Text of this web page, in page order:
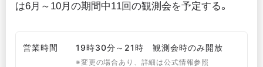
は6月～10月の期間中11回の観測会を予定する。
営業時間 19時30分～21時 観測会時のみ開放
※変更の場合あり、詳細は公式情報参照